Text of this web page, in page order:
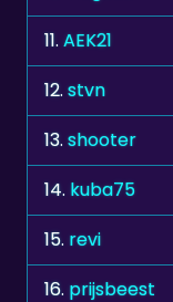
12.stvn
13. shooter
14.kuba75
15. revi
16. prijsbeest
17. KathyKitty44